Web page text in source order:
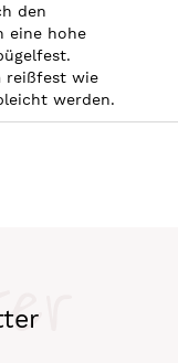
den
eine hohe
reißfest wie
werden.